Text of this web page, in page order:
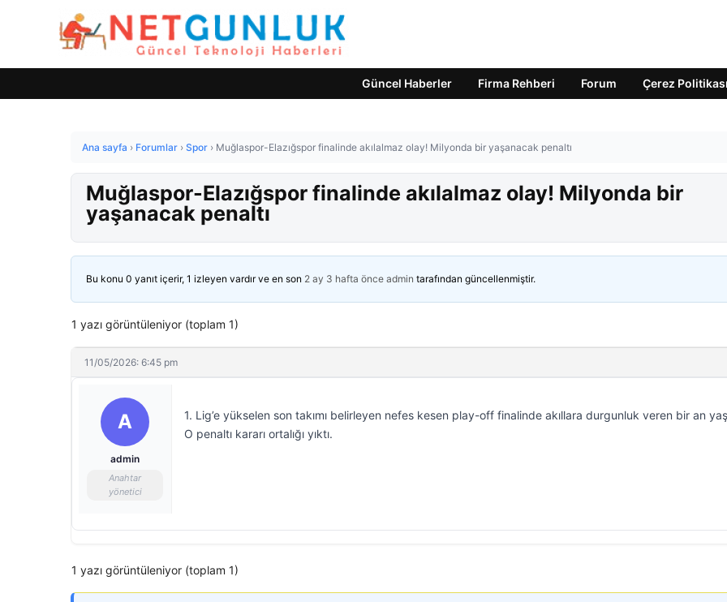
Güncel Haberler Firma Rehberi Forum Çerez Politikası
Ana sayfa › Forumlar › Spor › Muğlaspor-Elazığspor finalinde akılalmaz olay! Milyonda bir yaşanacak penaltı
Muğlaspor-Elazığspor finalinde akılalmaz olay! Milyonda bir
yaşanacak penaltı
Bu konu 0 yanıt içerir, 1 izleyen vardır ve en son 2 ay 3 hafta önce admin tarafından güncellenmiştir.
1 yazı görüntüleniyor (toplam 1)
11/05/2026: 6:45 pm
A
admin
Anahtar
yönetici
1. Lig’e yükselen son takımı belirleyen nefes kesen play-off finalinde akıllara durgunluk veren bir an
O penaltı kararı ortalığı yıktı.
1 yazı görüntüleniyor (toplam 1)